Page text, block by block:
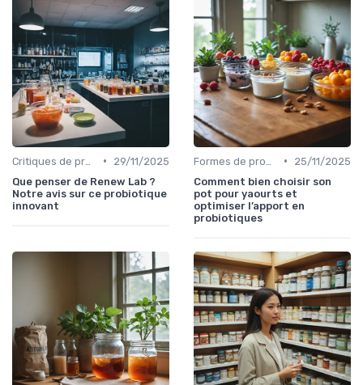
•
29/11/2025
Que penser de Renew Lab ?
Notre avis sur ce probiotique
innovant
•
25/11/2025
Comment bien choisir son
pot pour yaourts et
optimiser l’apport en
probiotiques